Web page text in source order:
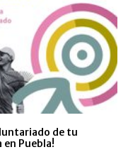
de tu
en Puebla!